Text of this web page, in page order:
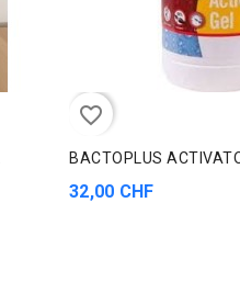
favorite_border
BACTOPLUS
32,00 CHF